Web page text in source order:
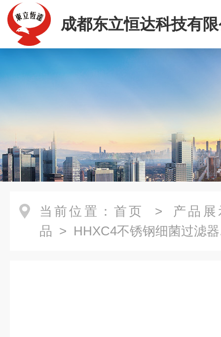
成都东立恒达科技有
当前位置： 首页 > 产品展
品 > HHXC4不锈钢细菌过滤